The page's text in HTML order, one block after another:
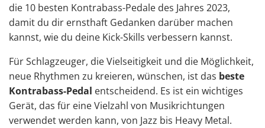
die 10 besten Kontrabass-Pedale des Jahres 2023,
damit du dir ernsthaft Gedanken darüber machen
kannst, wie du deine Kick-Skills verbessern kannst.
Für Schlagzeuger, die Vielseitigkeit und die Möglichkeit,
neue Rhythmen zu kreieren, wünschen, ist das beste
Kontrabass-Pedal entscheidend. Es ist ein wichtiges
Gerät, das für eine Vielzahl von Musikrichtungen
verwendet werden kann, von Jazz bis Heavy Metal.